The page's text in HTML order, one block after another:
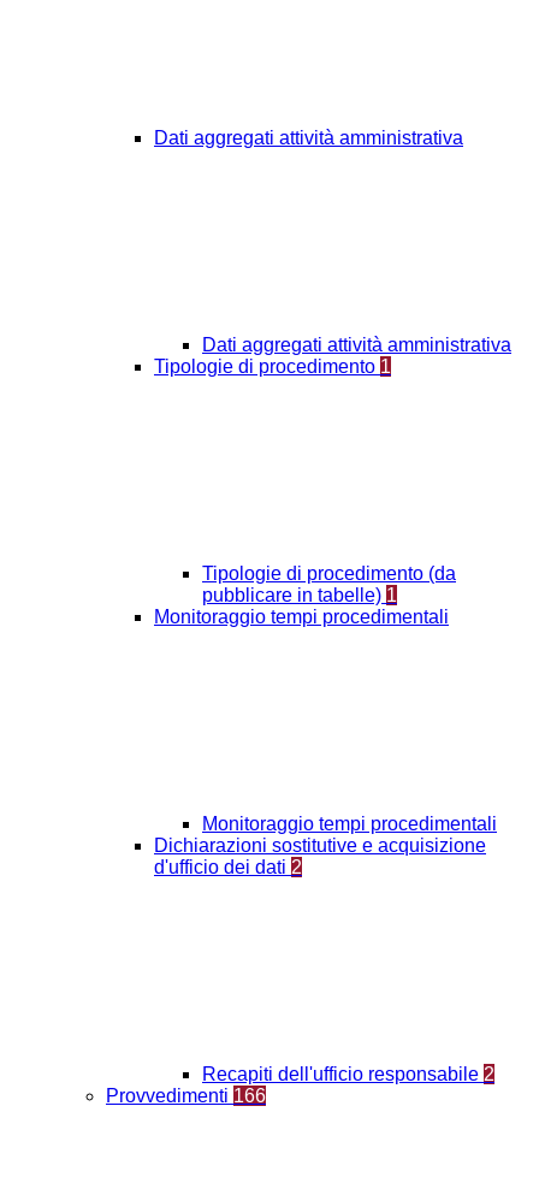
Dati aggregati attività amministrativa
Dati aggregati attività amministrativa
Tipologie di procedimento 1
Tipologie di procedimento (da
pubblicare in tabelle) 1
Monitoraggio tempi procedimentali
Monitoraggio tempi procedimentali
Dichiarazioni sostitutive e acquisizione
d'ufficio dei dati 2
Recapiti dell'ufficio responsabile 2
Provvedimenti 166